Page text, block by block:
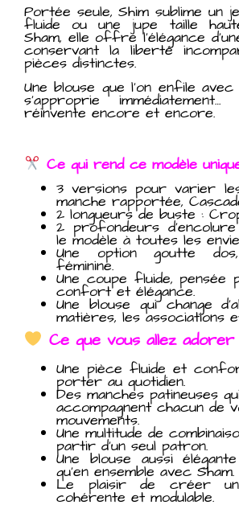
Portée seule, Shim sublime un
fluide ou une jupe taille
Sham, elle offre l’élégance
conservant la liberté
pièces distinctes.
Une blouse que l’on enfile avec
s’approprie
réinvente encore et encore.
Ce qui rend ce modèle
3 versions pour varier
manche rapportée,
2 longueurs de buste :
2 profondeurs
le modèle à toutes les
Une option goutte
féminine.
Une coupe fluide, pensée
confort et élégance.
Une blouse qui change
matières, les associations
Ce que vous allez adorer
Une pièce fluide et
porter au quotidien.
Des manches patineuses
accompagnent chacun de
mouvements.
Une multitude de
partir d’un seul patron.
Une blouse aussi
qu’en ensemble avec Sham.
Le plaisir de créer
cohérente et modulable.